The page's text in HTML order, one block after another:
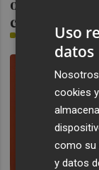
competición
Uso
datos
cookies
como su
y datos